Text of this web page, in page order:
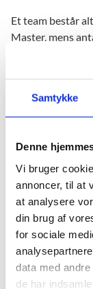
Samtykke
Denne
Vi bruger
annoncer, til at
at analysere
din brug af
for sociale
data med
de har
Et team består
Master, mens
opgaverne,
typisk have en
enkelte
af kompetencer
(stil.dk).
Alle i teamet
kvalitetsbevidst
ansvar for at
teams og fælles
økonomistyring.